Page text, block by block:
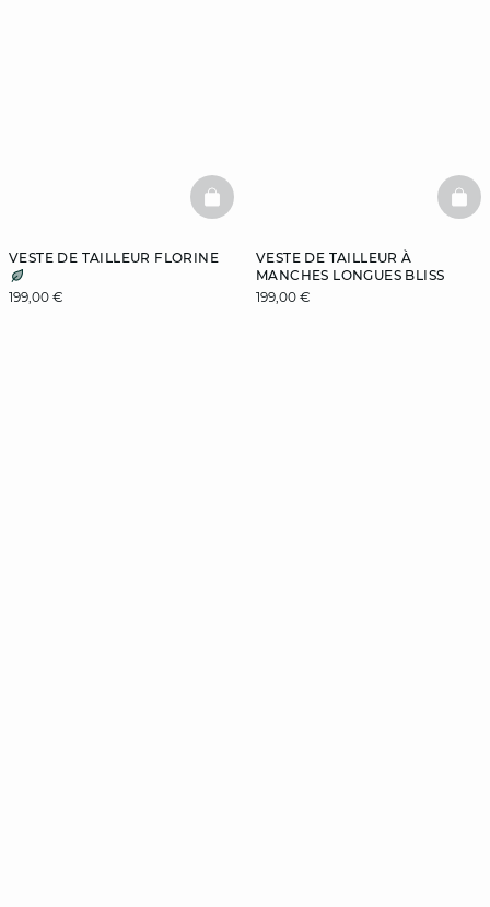
VESTE DE TAILLEUR FLORINE
199,00 €
BASKETFULL
VESTE DE TAILLEUR À
MANCHES LONGUES BLISS
199,00 €